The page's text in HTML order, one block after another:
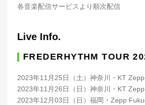
各音楽配信サービスより順次配信
Live Info.
FREDERHYTHM TOUR
2023年11月25日（土）神奈川・KT
2023年11月26日（日）神奈川・KT
2023年12月03日（日）福岡・Zepp